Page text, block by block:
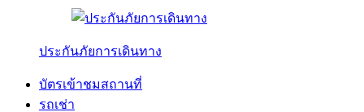
ประกันภัยการเดินทาง
บัตรเข้าชมสถานที่
รถเช่า